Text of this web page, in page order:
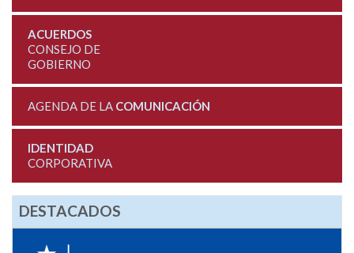
ACUERDOS
CONSEJO DE
GOBIERNO
AGENDA DE LA COMUNICACIÓN
IDENTIDAD
CORPORATIVA
DESTACADOS